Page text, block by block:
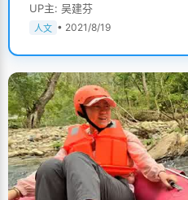
UP主: 吴建芬
人文 • 2021/8/19